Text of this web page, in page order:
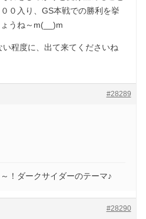
０入り、GS本戦での勝利を挙
うね～m(__)m
程度に、出て来てくださいね
#28289
！ダークサイダーのテーマ♪
#28290